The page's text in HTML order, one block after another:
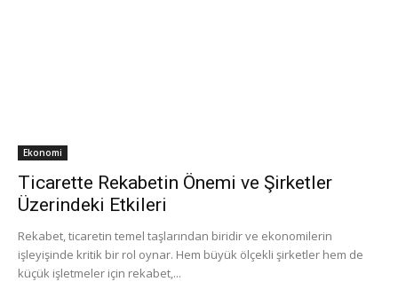
Ekonomi
Ticarette Rekabetin Önemi ve Şirketler
Üzerindeki Etkileri
Rekabet, ticaretin temel taşlarından biridir ve ekonomilerin
işleyişinde kritik bir rol oynar. Hem büyük ölçekli şirketler hem de
küçük işletmeler için rekabet,...